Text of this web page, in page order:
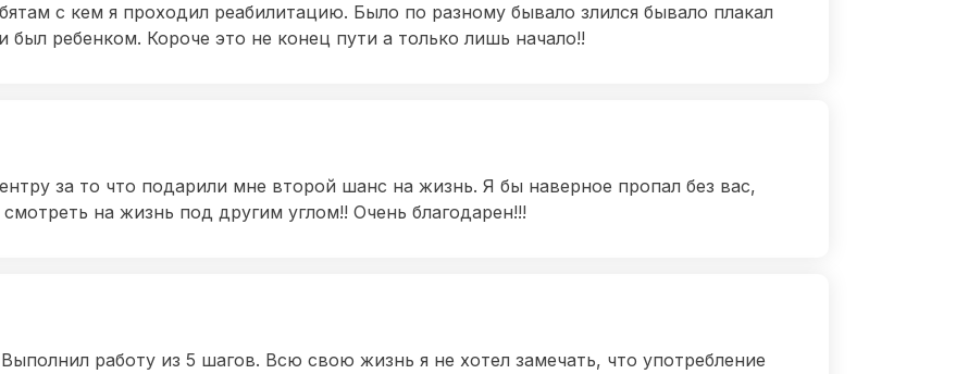
с кем я проходил реабилитацию. Было по разному бывало злился бывало плакал
был ребенком. Короче это не конец пути а только лишь начало!!
за то что подарили мне второй шанс на жизнь. Я бы наверное пропал без вас,
на жизнь под другим углом!! Очень благодарен!!!
работу из 5 шагов. Всю свою жизнь я не хотел замечать, что употребление